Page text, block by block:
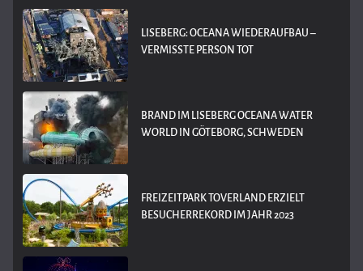
LISEBERG: OCEANA WIEDERAUFBAU –
VERMISSTE PERSON TOT
BRAND IM LISEBERG OCEANA WATER
WORLD IN GÖTEBORG, SCHWEDEN
FREIZEITPARK TOVERLAND ERZIELT
BESUCHERREKORD IM JAHR 2023